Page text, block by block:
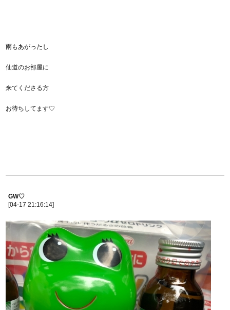
雨もあがったし
仙道のお部屋に
来てくださる方
お待ちしてます♡
GW♡
[04-17 21:16:14]